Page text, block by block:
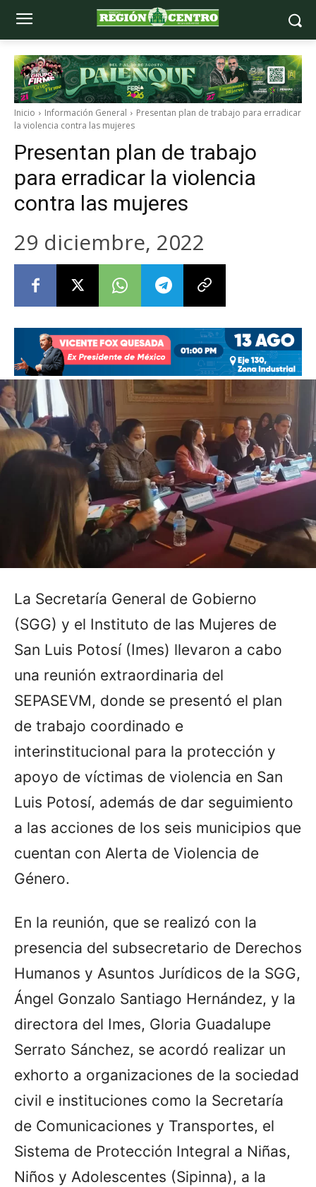
Inicio Información General
Presentan plan de trabajo para erradicar
la violencia contra las mujeres
Presentan plan de trabajo
para erradicar la violencia
contra las mujeres
29 diciembre, 2022
La Secretaría General de Gobierno
(SGG) y el Instituto de las Mujeres de
San Luis Potosí (Imes) llevaron a cabo
una reunión extraordinaria del
SEPASEVM, donde se presentó el plan
de trabajo coordinado e
interinstitucional para la protección y
apoyo de víctimas de violencia en San
Luis Potosí, además de dar seguimiento
a las acciones de los seis municipios que
cuentan con Alerta de Violencia de
Género.
En la reunión, que se realizó con la
presencia del subsecretario de Derechos
Humanos y Asuntos Jurídicos de la SGG,
Ángel Gonzalo Santiago Hernández, y la
directora del Imes, Gloria Guadalupe
Serrato Sánchez, se acordó realizar un
exhorto a organizaciones de la sociedad
civil e instituciones como la Secretaría
de Comunicaciones y Transportes, el
Sistema de Protección Integral a Niñas,
Niños y Adolescentes (Sipinna), a la